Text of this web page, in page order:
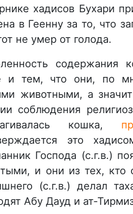
хадисов Бухари
в Геенну за то, что
не умер от голода.
содержания
и тем, что они, по
животными, а
соблюдения
кошка,
это
Господа (с.г.в.)
и они из тех, кто
(с.г.в.) делал
Абу Дауд и ат-